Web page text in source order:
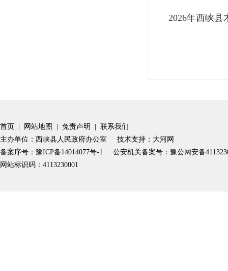
​2026年西峡县
首页 网站地图 免责声明
联系我们
主办单位：西峡县人民政府办公室 技术支持：大河网
备案序号：豫ICP备14014077号-1
公安机关备案号：豫公网安备
网站标识码：4113230001